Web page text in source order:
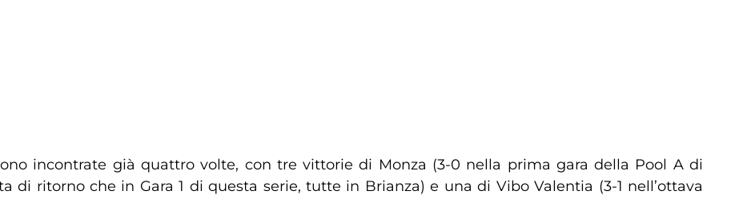
incontrate già quattro volte, con tre vittorie di Monza (3-0 nella prima gara della Pool A di
di ritorno che in Gara 1 di questa serie, tutte in Brianza) e una di Vibo Valentia (3-1 nell’ottava